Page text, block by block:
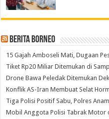
Berita Borneo
15 Gajah Amboseli Mati, Dugaan
Tiket Rp20 Miliar Ditemukan di
Drone Bawa Peledak Ditemukan
Konflik AS-Iran Membuat Selat
Tiga Polisi Positif Sabu, Polres
Mobil Anggota Polisi Tabrak Motor